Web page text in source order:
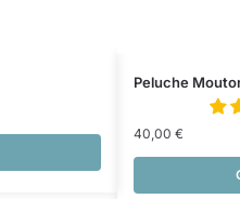
Peluche
40,00 €